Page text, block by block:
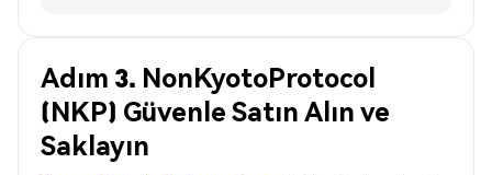
Adım 3. NonKyotoProtocol
(NKP) Güvenle Satın Alın ve
Saklayın